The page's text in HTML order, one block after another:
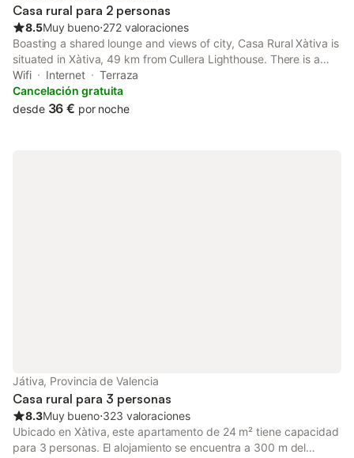
Casa rural para 2 personas
8.5Muy bueno⋅272 valoraciones
Boasting a shared lounge and views of city, Casa Rural Xàtiva is
situated in Xàtiva, 49 km from Cullera Lighthouse. There is a
private entrance at the country house for the convenience of
those who stay.
Wifi Internet
Terraza
Cancelación gratuita
desde 36 € por noche
Játiva, Provincia de Valencia
Casa rural para 3 personas
8.3Muy bueno⋅323 valoraciones
Ubicado en Xàtiva, este apartamento de 24 m² tiene capacidad
para 3 personas. El alojamiento se encuentra a 300 m del